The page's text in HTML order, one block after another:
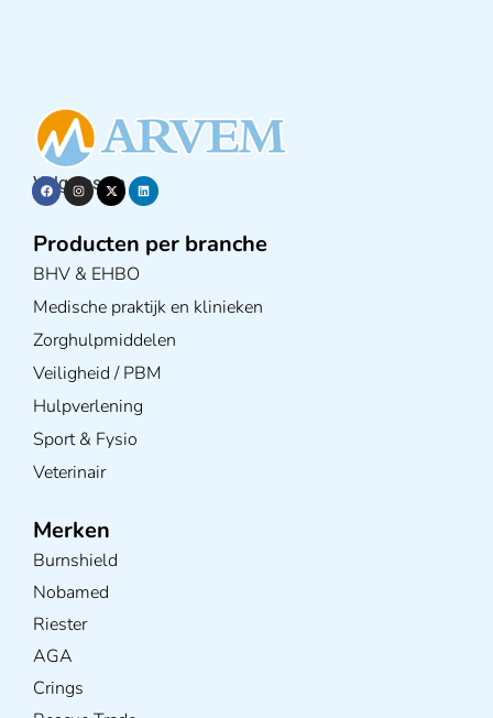
Volg ons op
Producten per branche
BHV & EHBO
Medische praktijk en klinieken
Zorghulpmiddelen
Veiligheid / PBM
Hulpverlening
Sport & Fysio
Veterinair
Merken
Burnshield
Nobamed
Riester
AGA
Crings